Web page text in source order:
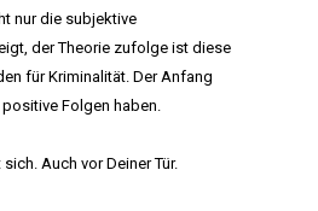
nur die subjektive
der Theorie zufolge ist diese
für Kriminalität. Der Anfang
Folgen haben.
Auch vor Deiner Tür.